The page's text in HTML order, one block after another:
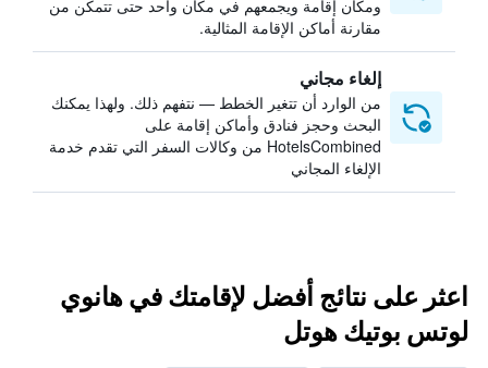
ومكان إقامة ويجمعهم في مكان واحد حتى تتمكن من
مقارنة أماكن الإقامة المثالية.
إلغاء مجاني
من الوارد أن تتغير الخطط — نتفهم ذلك. ولهذا يمكنك
البحث وحجز فنادق وأماكن إقامة على
HotelsCombined من وكالات السفر التي تقدم خدمة
الإلغاء المجاني
اعثر على نتائج أفضل لإقامتك في هانوي
لوتس بوتيك هوتل